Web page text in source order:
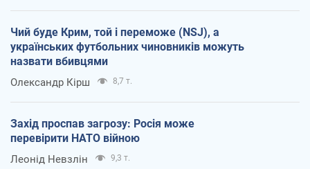
Чий буде Крим, той і переможе (NSJ), а
українських футбольних чиновників можуть
назвати вбивцями
Олександр Кірш 8,7 т.
Захід проспав загрозу: Росія може
перевірити НАТО війною
Леонід Невзлін 9,3 т.